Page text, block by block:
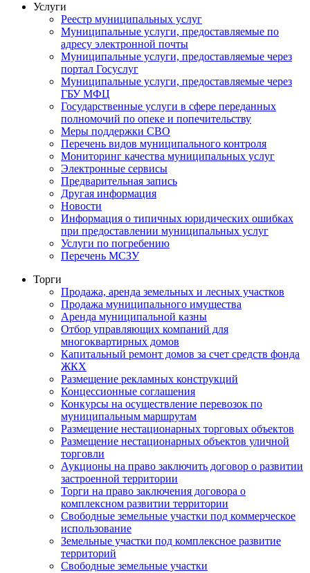
Услуги
Реестр муниципальных услуг
Муниципальные услуги, предоставляемые по
адресу электронной почты
Муниципальные услуги, предоставляемые через
портал Госуслуг
Муниципальные услуги, предоставляемые через
ГБУ МФЦ
Государственные услуги в сфере переданных
полномочий по опеке и попечительству
Меры поддержки СВО
Перечень видов муниципального контроля
Мониторинг качества муниципальных услуг
Электронные сервисы
Предварительная запись
Другая информация
Новости
Информация о типичных юридических ошибках
при предоставлении муниципальных услуг
Услуги по погребению
Перечень МСЗУ
Торги
Продажа, аренда земельных и лесных участков
Продажа муниципального имущества
Аренда муниципальной казны
Отбор управляющих компаний для
многоквартирных домов
Капитальный ремонт домов за счет средств фонда
ЖКХ
Размещение рекламных конструкций
Концессионные соглашения
Конкурсы на осуществление перевозок по
муниципальным маршрутам
Размещение нестационарных торговых объектов
Размещение нестационарных объектов уличной
торговли
Аукционы на право заключить договор о развитии
застроенной территории
Торги на право заключения договора о
комплексном развитии территории
Свободные земельные участки под коммерческое
использование
Земельные участки под комплексное развитие
территорий
Свободные земельные участки